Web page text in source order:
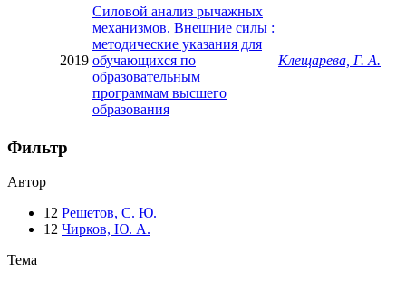
2019
Силовой анализ рычажных
механизмов. Внешние силы :
методические указания для
обучающихся по
образовательным
программам высшего
образования
Клещарева, Г. А.
Фильтр
Автор
12 Решетов, С. Ю.
12 Чирков, Ю. А.
Тема